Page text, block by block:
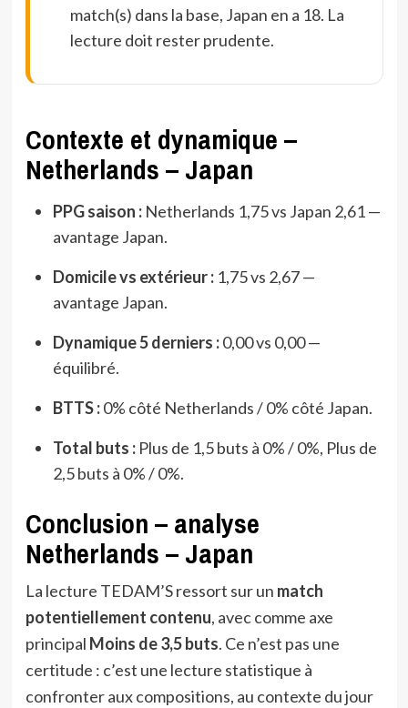
match(s) dans la base, Japan en a 18. La
lecture doit rester prudente.
Contexte et dynamique –
Netherlands – Japan
PPG saison :Netherlands 1,75 vs Japan 2,61 —
avantage Japan.
Domicile vs extérieur :1,75 vs 2,67 —
avantage Japan.
Dynamique 5 derniers :0,00 vs 0,00 —
équilibré.
BTTS :0% côté Netherlands / 0% côté Japan.
Total buts :Plus de 1,5 buts à 0% / 0%, Plus de
2,5 buts à 0% / 0%.
Conclusion – analyse
Netherlands – Japan
La lecture TEDAM’S ressort sur un match
potentiellement contenu, avec comme axe
principal Moins de 3,5 buts. Ce n’est pas une
certitude : c’est une lecture statistique à
confronter aux compositions, au contexte du jour